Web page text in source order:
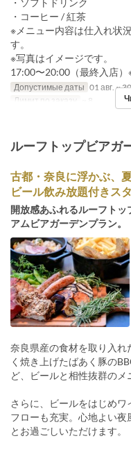
・ソフトドリンク
・コーヒー / 紅茶
※メニュー内容は仕入れ状
す。
※写真はイメージです。
17:00〜20:00（最終入店）
Допустимые даты 01 авг. ~
Лимит по заказу
~ 8
ルーフトップビアガ
古都・奈良に浮かぶ、
ビール飲み放題付きス
開放感あふれるルーフト
アムビアガーデンプラン。
奈良県産の食材を取り入れ
く焼き上げたばあく豚の
ど、ビールと相性抜群のメ
さらに、ビールをはじめ
フローも充実。心地よい夜
とお過ごしいただけます。